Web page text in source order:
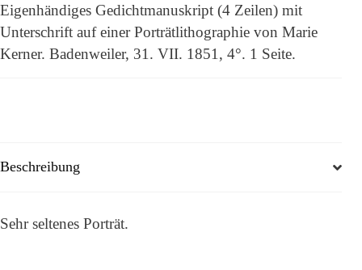
Eigenhändiges Gedichtmanuskript (4 Zeilen) mit
Unterschrift auf einer Porträtlithographie von Marie
Kerner. Badenweiler, 31. VII. 1851, 4°. 1 Seite.
Beschreibung
Sehr seltenes Porträt.